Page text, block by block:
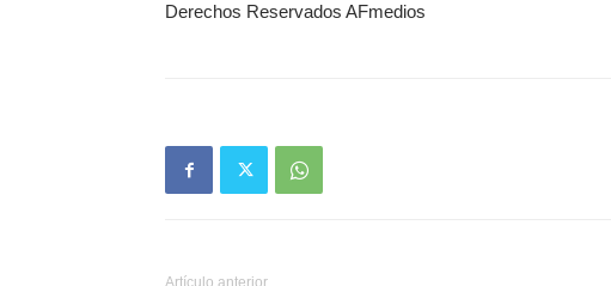
Derechos Reservados AFmedios
Artículo anterior